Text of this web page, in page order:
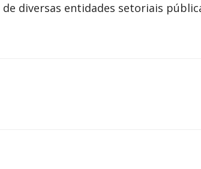
diversas entidades setoriais